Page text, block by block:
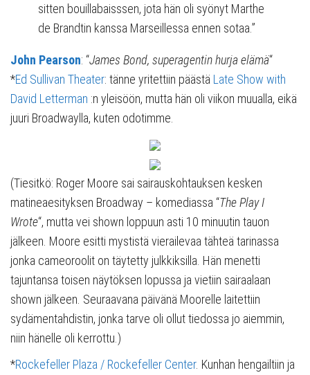
sitten bouillabaisssen, jota hän oli syönyt Marthe
de Brandtin kanssa Marseillessa ennen sotaa.”
John Pearson: “James Bond, superagentin hurja elämä“
*Ed Sullivan Theater: tänne yritettiin päästä Late Show with
David Letterman :n yleisöön, mutta hän oli viikon muualla, eikä
juuri Broadwaylla, kuten odotimme.
(Tiesitkö: Roger Moore sai sairauskohtauksen kesken
matineaesityksen Broadway – komediassa “The Play I
Wrote“, mutta vei shown loppuun asti 10 minuutin tauon
jälkeen. Moore esitti mystistä vierailevaa tähteä tarinassa
jonka cameoroolit on täytetty julkkiksilla. Hän menetti
tajuntansa toisen näytöksen lopussa ja vietiin sairaalaan
shown jälkeen. Seuraavana päivänä Moorelle laitettiin
sydämentahdistin, jonka tarve oli ollut tiedossa jo aiemmin,
niin hänelle oli kerrottu.)
*Rockefeller Plaza / Rockefeller Center. Kunhan hengailtiin ja